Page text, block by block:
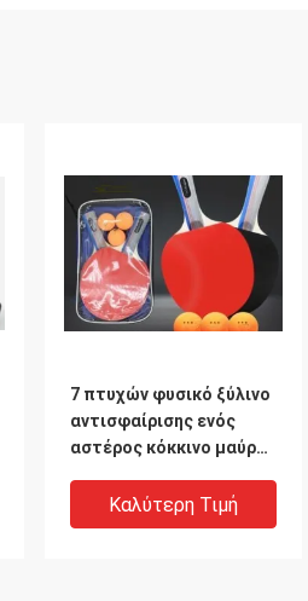
7 πτυχών φυσικό ξύλινο
αντισφαίρισης ενός
αστέρος κόκκινο μαύρο
λαβών κουπιών
καθορισμένο ευθύ
Καλύτερη Τιμή